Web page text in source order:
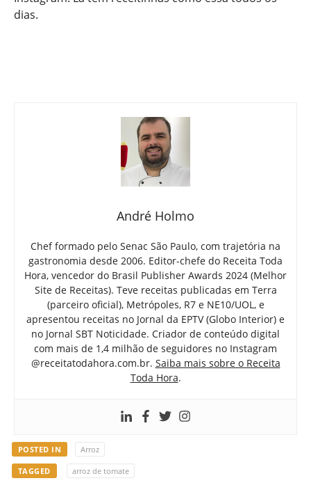
dias.
André Holmo
Chef formado pelo Senac São Paulo, com trajetória na
gastronomia desde 2006. Editor-chefe do Receita Toda
Hora, vencedor do Brasil Publisher Awards 2024 (Melhor
Site de Receitas). Teve receitas publicadas em Terra
(parceiro oficial), Metrópoles, R7 e NE10/UOL, e
apresentou receitas no Jornal da EPTV (Globo Interior) e
no Jornal SBT Noticidade. Criador de conteúdo digital
com mais de 1,4 milhão de seguidores no Instagram
@receitatodahora.com.br. Saiba mais sobre o Receita
Toda Hora.
POSTED IN Arroz
TAGGED arroz de tomate